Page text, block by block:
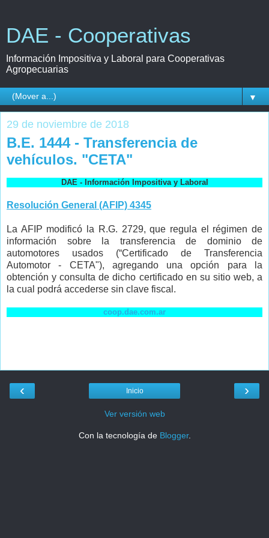
DAE - Cooperativas
Información Impositiva y Laboral para Cooperativas
Agropecuarias
▼
29 de noviembre de 2018
B.E. 1444 - Transferencia de
vehículos. "CETA"
DAE - Información Impositiva y Laboral
Resolución General (AFIP) 4345
La AFIP modificó la R.G. 2729, que regula el régimen de
información sobre la transferencia de dominio de
automotores usados (“Certificado de Transferencia
Automotor - CETA"), agregando una opción para la
obtención y consulta de dicho certificado en su sitio web, a
la cual podrá accederse sin clave fiscal.
coop.dae.com.ar
‹ ›
Inicio
Ver versión web
Con la tecnología de Blogger.